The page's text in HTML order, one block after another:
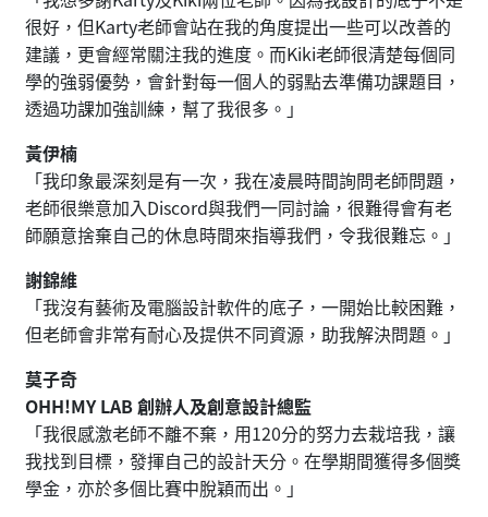
很好，但Karty老師會站在我的角度提出一些可以改善的
建議，更會經常關注我的進度。而Kiki老師很清楚每個同
學的強弱優勢，會針對每一個人的弱點去準備功課題目，
透過功課加強訓練，幫了我很多。」
黃伊楠
「我印象最深刻是有一次，我在凌晨時間詢問老師問題，
老師很樂意加入Discord與我們一同討論，很難得會有老
師願意捨棄自己的休息時間來指導我們，令我很難忘。」
謝錦維
「我沒有藝術及電腦設計軟件的底子，一開始比較困難，
但老師會非常有耐心及提供不同資源，助我解決問題。」
莫子奇
OHH!MY LAB 創辦人及創意設計總監
「我很感激老師不離不棄，用120分的努力去栽培我，讓
我找到目標，發揮自己的設計天分。在學期間獲得多個獎
學金，亦於多個比賽中脫穎而出。」